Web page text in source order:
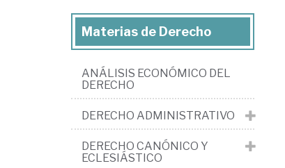
Materias de Derecho
ANÁLISIS ECONÓMICO DEL
DERECHO
DERECHO ADMINISTRATIVO
DERECHO CANÓNICO Y
ECLESIÁSTICO